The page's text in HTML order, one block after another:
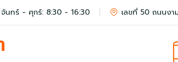
จันทร์ - ศุกร์: 8:30 - 16:30 เลขที่ 50 ถนนงา